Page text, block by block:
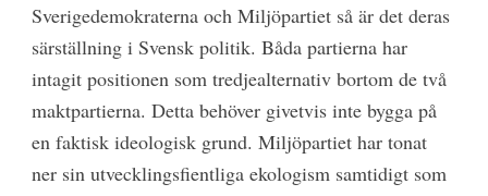
Sverigedemokraterna och Miljöpartiet så är det deras
särställning i Svensk politik. Båda partierna har
intagit positionen som tredjealternativ bortom de två
maktpartierna. Detta behöver givetvis inte bygga på
en faktisk ideologisk grund. Miljöpartiet har tonat
ner sin utvecklingsfientliga ekologism samtidigt som